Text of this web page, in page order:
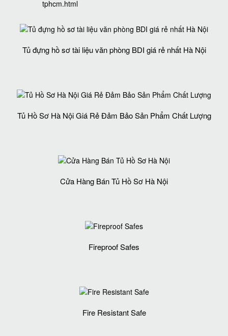
tphcm.html
Tủ đựng hồ sơ tài liệu văn phòng BDI giá rẻ nhất Hà Nội
Tủ Hồ Sơ Hà Nội Giá Rẻ Đảm Bảo Sản Phẩm Chất Lượng‎
Cửa Hàng Bán Tủ Hồ Sơ Hà Nội
Fireproof Safes
Fire Resistant Safe